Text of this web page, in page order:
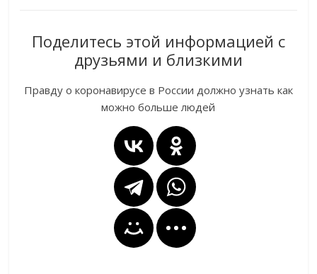
Поделитесь этой информацией с
друзьями и близкими
Правду о коронавирусе в России должно узнать как
можно больше людей